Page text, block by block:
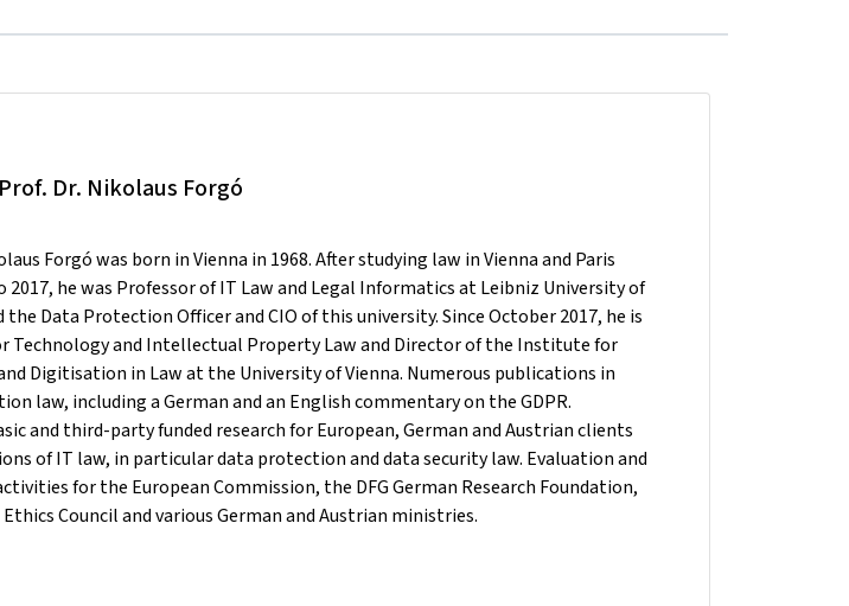
Prof. Dr. Nikolaus Forgó
Forgó was born in Vienna in 1968. After studying law in Vienna and Paris
2017, he was Professor of IT Law and Legal Informatics at Leibniz University of
the Data Protection Officer and CIO of this university. Since October 2017, he is
Technology and Intellectual Property Law and Director of the Institute for
Digitisation in Law at the University of Vienna. Numerous publications in
law, including a German and an English commentary on the GDPR.
and third-party funded research for European, German and Austrian clients
of IT law, in particular data protection and data security law. Evaluation and
for the European Commission, the DFG German Research Foundation,
Council and various German and Austrian ministries.